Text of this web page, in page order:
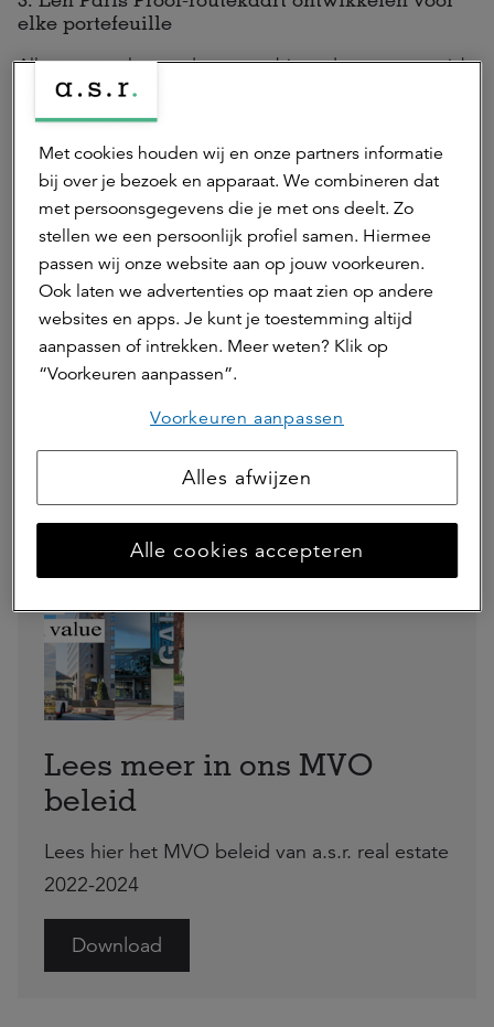
elke portefeuille
Alle maatregelen worden gecombineerd om een overzicht
op portefeuilleniveau te verkrijgen, inclusief een tijdlijn
die aangeeft welke maatregelen tussen nu en 2045
moeten worden genomen. In het model wordt
voortdurend bijgehouden wat we doen, zodat we zeker
weten dat we onze Paris Proof-doelstelling halen.
4. Integratie van de Paris Proof-routekaart in de
meerjarenonderhoudsplannen
Dankzij de Paris Proof-routekaart kunnen onze fondsen op
het juiste moment de juiste duurzaamheidsmaatregelen
opnemen in de meerjarenonderhoudsplannen. Zo kunnen
we de momenten waarop toch al onderhoud plaatsvindt
gebruiken om de energie-efficiëntie van gebouwen op
Lees meer in ons MVO
beleid
Lees hier het MVO beleid van a.s.r. real estate
2022-2024
Download
Met cookies houden wij en onze partners informatie
bij over je bezoek en apparaat. We combineren dat
met persoonsgegevens die je met ons deelt. Zo
stellen we een persoonlijk profiel samen. Hiermee
passen wij onze website aan op jouw voorkeuren.
Ook laten we advertenties op maat zien op andere
websites en apps. Je kunt je toestemming altijd
aanpassen of intrekken. Meer weten? Klik op
“Voorkeuren aanpassen”.
Voorkeuren aanpassen
Alles afwijzen
Alle cookies accepteren